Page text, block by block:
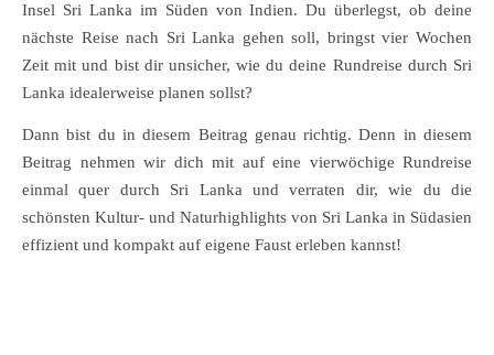
Insel Sri Lanka im Süden von Indien. Du überlegst, ob deine
nächste Reise nach Sri Lanka gehen soll, bringst vier Wochen
Zeit mit und bist dir unsicher, wie du deine Rundreise durch Sri
Lanka idealerweise planen sollst?
Dann bist du in diesem Beitrag genau richtig. Denn in diesem
Beitrag nehmen wir dich mit auf eine vierwöchige Rundreise
einmal quer durch Sri Lanka und verraten dir, wie du die
schönsten Kultur- und Naturhighlights von Sri Lanka in Südasien
effizient und kompakt auf eigene Faust erleben kannst!